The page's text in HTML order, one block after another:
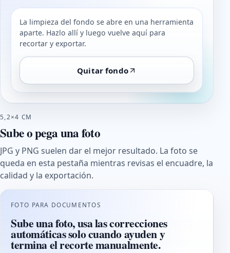
La limpieza del fondo se abre en una herramienta
aparte. Hazlo allí y luego vuelve aquí para
recortar y exportar.
Quitar fondo
5,2×4 CM
Sube o pega una foto
JPG y PNG suelen dar el mejor resultado. La foto se
queda en esta pestaña mientras revisas el encuadre, la
calidad y la exportación.
FOTO PARA DOCUMENTOS
Sube una foto, usa las correcciones
automáticas solo cuando ayuden y
termina el recorte manualmente.